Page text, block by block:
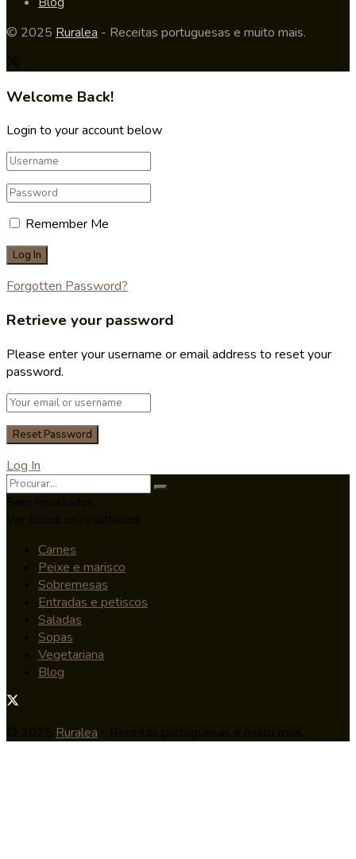
© 2025 Ruralea - Receitas portuguesas e muito mais.
Welcome Back!
Login to your account below
Remember Me
Forgotten Password?
Retrieve your password
Please enter your username or email address to reset your
password.
Log In
Carnes
Peixe e marisco
Sobremesas
Entradas e petiscos
Saladas
Sopas
Vegetariana
Blog
Ruralea